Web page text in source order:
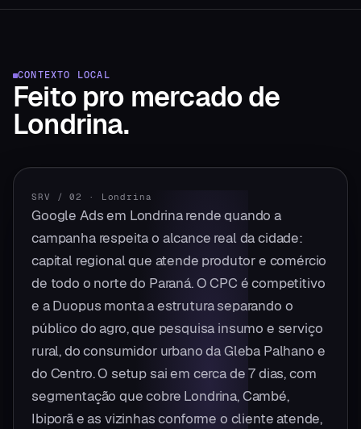
CONTEXTO LOCAL
Feito pro mercadode
Londrina.
SRV / 02 · Londrina
Google Ads em Londrina rende quando a
campanha respeita o alcance real da cidade:
capital regional que atende produtor e comércio
de todo o norte do Paraná. O CPC é competitivo
e a Duopus monta a estrutura separando o
público do agro, que pesquisa insumo e serviço
rural, do consumidor urbano da Gleba Palhano e
do Centro. O setup sai em cerca de 7 dias, com
segmentação que cobre Londrina, Cambé,
Ibiporã e as vizinhas conforme o cliente atende,